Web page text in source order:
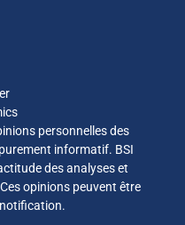
personnelles des
informatif. BSI
des analyses et
opinions peuvent être